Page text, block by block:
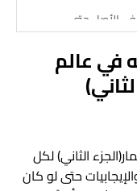
الأصل حتى
بها
، والتي تشمل:
في عالم
الثاني)لكل
حتى لو كان